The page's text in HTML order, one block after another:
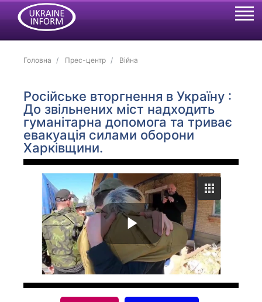
Головна Прес-центр Війна
Російське вторгнення в Україну :
До звільнених міст надходить
гуманітарна допомога та триває
евакуація силами оборони
Харківщини.
P
l